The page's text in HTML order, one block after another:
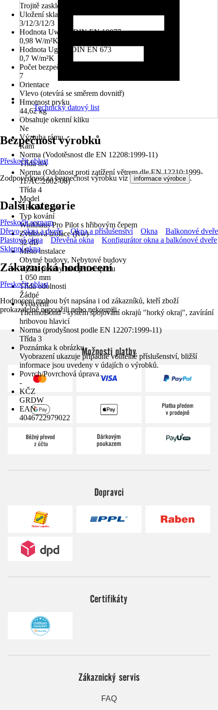
Trojitě zasklené
Uložení skla
3/12/3/12/3
Hodnota Uw dle DIN EN 10077
0,98 W/m²K
Hodnota Ug dle DIN EN 673
0,7 W/m²K
Počet bezpečnostních kotevních plechů
7
Orientace
Vlevo (otevírá se směrem dovnitř)
Hmotnost prvku
44,62 kg
Obsahuje okenní kliku
Ne
Výztuha rámu
Rám
Norma (Vodotěsnost dle EN 12208:1999-11)
Třída 8A
Norma (Odolnost proti zatížení větrem dle EN 12210:1999-
11/AC:2002-08)
Třída 4
Model
ARON Basic
Typ kování
Winkhaus Pro Pilot s hřibovým čepem
Zvuková izolace (Rw)
32 dB
Místo instalace
Obytné budovy, Nebytové budovy
Výška polohy rukojeti zespodu
1 050 mm
Třída odolnosti
Žádné
Vybavení
ThermoBond - systém spojování okrajů "horký okraj", zavírání
hribovou hlavicí
Norma (prodyšnost podle EN 12207:1999-11)
Třída 3
Poznámka k obrázku
Vyobrazení ukazuje případně volitelné příslušenství, bližší
informace jsou uvedeny v údajích o výrobků.
Povrch/Povrchová úprava
-
KČZ
GRDW
EAN
4046722979022
Technický datový list
Bezpečnost výrobků
Přeskočit oblast
Zodpovědnost za bezpečnost výrobku viz informace výrobce .
Další kategorie
Přeskočit seznam
Dřevo, okna a dveře
Okna a příslušenství Okna
Balkonové dveře
Plastová okna
Dřevěná okna
Konfigurátor okna a balkónové dveře
Sklepní okna
Zákaznická hodnocení
Přeskočit oblast
Hodnocení mohou být napsána i od zákazníků, kteří zboží
prokazatelně nepoužili nebo nekoupili.
Možnosti platby
Dopravci
Certifikáty
Zákaznický servis
FAQ